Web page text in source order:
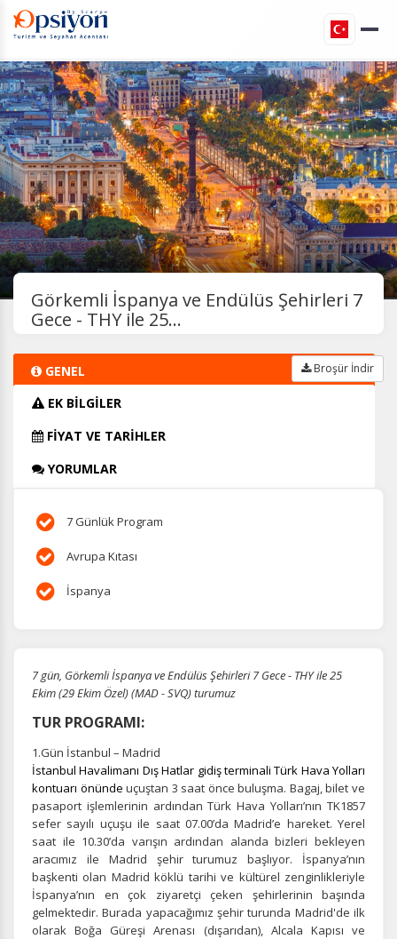
Görkemli İspanya ve Endülüs Şehirleri 7
Gece - THY ile 25...
GENEL
EK BİLGİLER
FİYAT VE TARİHLER
YORUMLAR
Broşür İndir
7 Günlük Program
Avrupa Kıtası
İspanya
7 gün, Görkemli İspanya ve Endülüs Şehirleri 7 Gece - THY ile 25
Ekim (29 Ekim Özel) (MAD - SVQ) turumuz
TUR PROGRAMI:
1.Gün İstanbul – Madrid
İstanbul Havalimanı Dış Hatlar gidiş terminali Türk Hava Yolları
kontuarı önündeuçuştan 3 saat önce buluşma. Bagaj, bilet ve
pasaport işlemlerinin ardından Türk Hava Yolları’nın TK1857
sefer sayılı uçuşu ile saat 07.00’da Madrid’e hareket. Yerel
saat ile 10.30’da varışın ardından alanda bizleri bekleyen
aracımız ile Madrid şehir turumuz başlıyor. İspanya’nın
başkenti olan Madrid köklü tarihi ve kültürel zenginlikleriyle
İspanya’nın en çok ziyaretçi çeken şehirlerinin başında
gelmektedir. Burada yapacağımız şehir turunda Madrid'de ilk
olarak Boğa Güreşi Arenası (dışarıdan), Alcala Kapısı ve